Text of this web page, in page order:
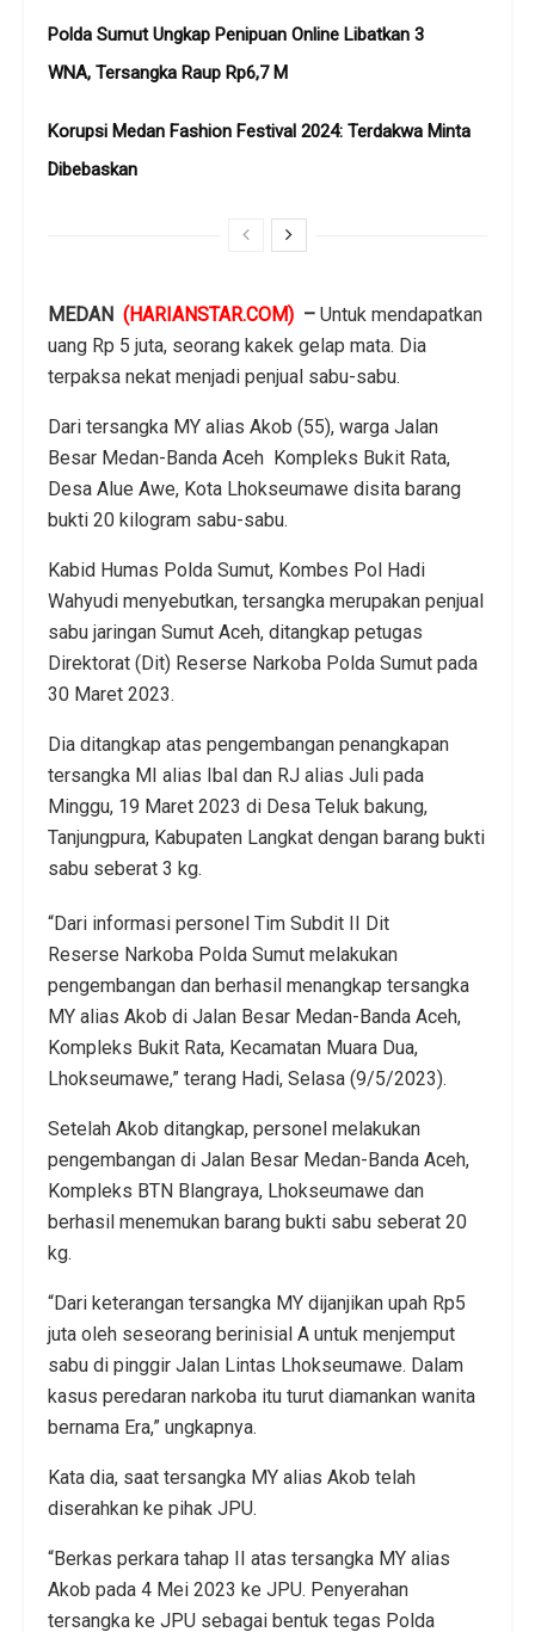
Polda Sumut Ungkap Penipuan Online Libatkan 3
WNA, Tersangka Raup Rp6,7 M
Korupsi Medan Fashion Festival 2024: Terdakwa Minta
Dibebaskan
MEDAN (HARIANSTAR.COM) – Untuk mendapatkan
uang Rp 5 juta, seorang kakek gelap mata. Dia
terpaksa nekat menjadi penjual sabu-sabu.
Dari tersangka MY alias Akob (55), warga Jalan
Besar Medan-Banda Aceh Kompleks Bukit Rata,
Desa Alue Awe, Kota Lhokseumawe disita barang
bukti 20 kilogram sabu-sabu.
Kabid Humas Polda Sumut, Kombes Pol Hadi
Wahyudi menyebutkan, tersangka merupakan penjual
sabu jaringan Sumut Aceh, ditangkap petugas
Direktorat (Dit) Reserse Narkoba Polda Sumut pada
30 Maret 2023.
Dia ditangkap atas pengembangan penangkapan
tersangka MI alias Ibal dan RJ alias Juli pada
Minggu, 19 Maret 2023 di Desa Teluk bakung,
Tanjungpura, Kabupaten Langkat dengan barang bukti
sabu seberat 3 kg.
“Dari informasi personel Tim Subdit II Dit
Reserse Narkoba Polda Sumut melakukan
pengembangan dan berhasil menangkap tersangka
MY alias Akob di Jalan Besar Medan-Banda Aceh,
Kompleks Bukit Rata, Kecamatan Muara Dua,
Lhokseumawe,” terang Hadi, Selasa (9/5/2023).
Setelah Akob ditangkap, personel melakukan
pengembangan di Jalan Besar Medan-Banda Aceh,
Kompleks BTN Blangraya, Lhokseumawe dan
berhasil menemukan barang bukti sabu seberat 20
kg.
“Dari keterangan tersangka MY dijanjikan upah Rp5
juta oleh seseorang berinisial A untuk menjemput
sabu di pinggir Jalan Lintas Lhokseumawe. Dalam
kasus peredaran narkoba itu turut diamankan wanita
bernama Era,” ungkapnya.
Kata dia, saat tersangka MY alias Akob telah
diserahkan ke pihak JPU.
“Berkas perkara tahap II atas tersangka MY alias
Akob pada 4 Mei 2023 ke JPU. Penyerahan
tersangka ke JPU sebagai bentuk tegas Polda